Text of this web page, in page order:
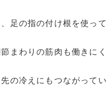
足の指の付け根を使っ
まわりの筋肉も働きにく
の冷えにもつながって